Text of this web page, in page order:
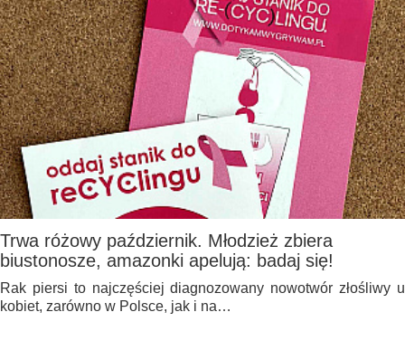
Trwa różowy październik. Młodzież zbiera
biustonosze, amazonki apelują: badaj się!
Rak piersi to najczęściej diagnozowany nowotwór złośliwy u
kobiet, zarówno w Polsce, jak i na…